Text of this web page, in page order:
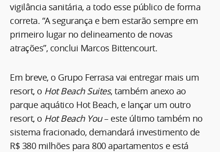
vigilância sanitária, a todo esse público de forma
correta. “A segurança e bem estarão sempre em
primeiro lugar no delineamento de novas
atrações”, conclui Marcos Bittencourt.
Em breve, o Grupo Ferrasa vai entregar mais um
resort, o Hot Beach Suites, também anexo ao
parque aquático Hot Beach, e lançar um outro
resort, o Hot Beach You– este último também no
sistema fracionado, demandará investimento de
R$ 380 milhões para 800 apartamentos e está